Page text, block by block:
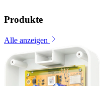
Produkte
Alle anzeigen